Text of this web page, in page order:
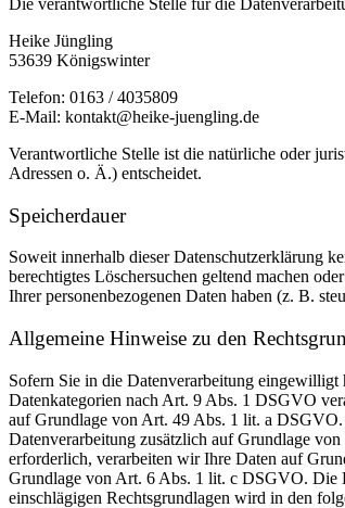
Heike Jüngling
53639 Königswinter
Telefon: 0163 / 4035809
E-Mail: kontakt@heike-juengling.de
Verantwortliche Stelle ist die natürliche oder
Adressen o. Ä.) entscheidet.
Speicherdauer
Soweit innerhalb dieser Datenschutzerklärung
berechtigtes Löschersuchen geltend machen
Ihrer personenbezogenen Daten haben (z. B.
Allgemeine Hinweise zu den
Sofern Sie in die Datenverarbeitung
Datenkategorien nach Art. 9 Abs. 1 DSGVO
auf Grundlage von Art. 49 Abs. 1 lit. a
Datenverarbeitung zusätzlich auf Grundlage
erforderlich, verarbeiten wir Ihre Daten auf
Grundlage von Art. 6 Abs. 1 lit. c DSGVO. Die
einschlägigen Rechtsgrundlagen wird in den